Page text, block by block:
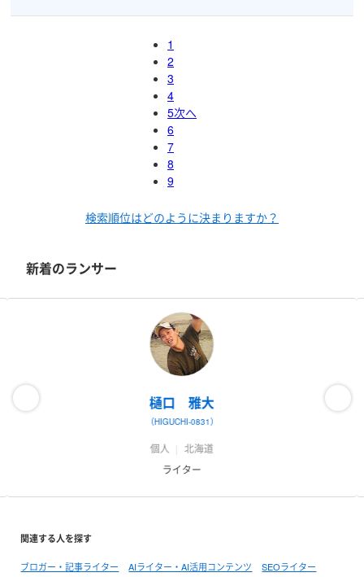
1
2
3
4
5
6
7
8
9
次へ
検索順位はどのように決まりますか？
新着のランサー
樋口 雅大
（HIGUCHI-0831）
個人
北海道
ライター
関連する人を探す
ブロガー・記事ライター AIライター・AI活用コンテンツ SEOライター